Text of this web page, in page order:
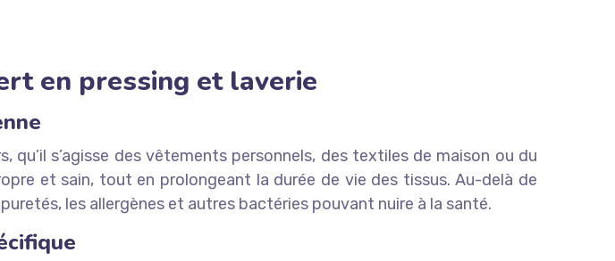
en pressing et laverie
qu’il s’agisse des vêtements personnels, des textiles de maison ou du
et sain, tout en prolongeant la durée de vie des tissus. Au-delà de
les allergènes et autres bactéries pouvant nuire à la santé.